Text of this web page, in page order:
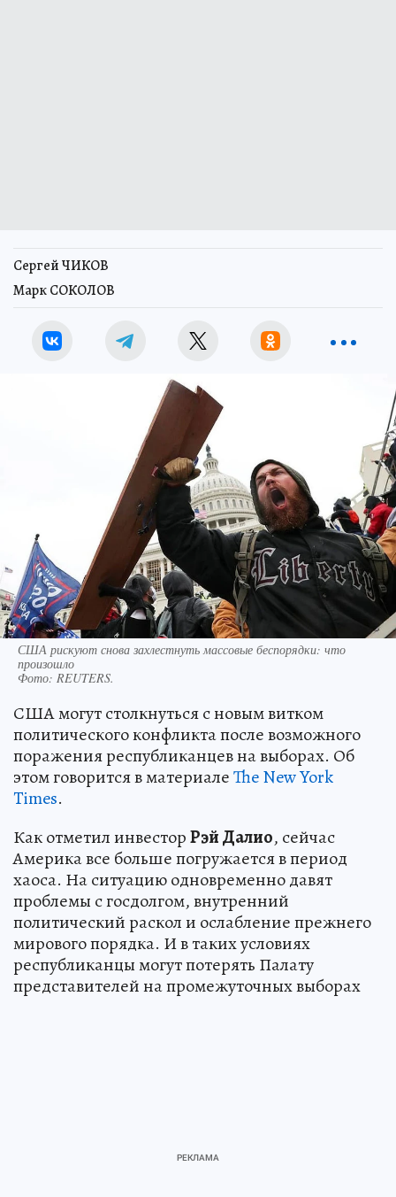
Сергей ЧИКОВ
Марк СОКОЛОВ
США рискуют снова захлестнуть массовые беспорядки: что
произошло
Фото: REUTERS.
США могут столкнуться с новым витком
политического конфликта после возможного
поражения республиканцев на выборах. Об
этом говорится в материалеThe New York
Times.
Как отметил инвесторРэй Далио, сейчас
Америка все больше погружается в период
хаоса. На ситуацию одновременно давят
проблемы с госдолгом, внутренний
политический раскол и ослабление прежнего
мирового порядка. И в таких условиях
республиканцы могут потерять Палату
представителей на промежуточных выборах